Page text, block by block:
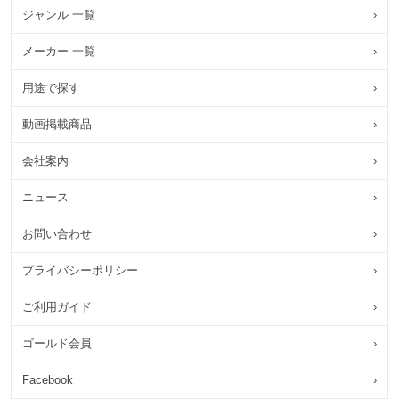
ジャンル 一覧 ›
メーカー 一覧 ›
用途で探す ›
動画掲載商品 ›
会社案内 ›
ニュース ›
お問い合わせ ›
プライバシーポリシー ›
ご利用ガイド ›
ゴールド会員 ›
Facebook ›